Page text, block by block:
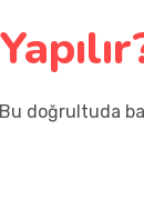
doğrultuda